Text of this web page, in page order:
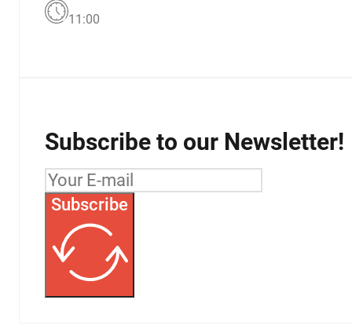
11:00
Subscribe to our Newsletter!
Subscribe